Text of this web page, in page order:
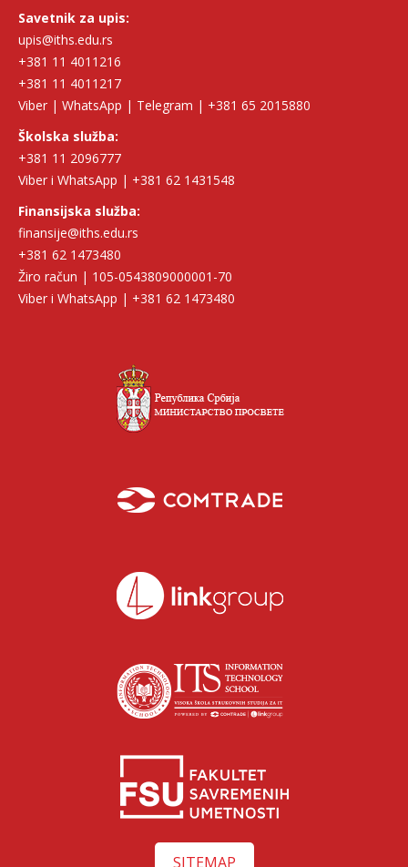
Savetnik za upis:
upis@iths.edu.rs
+381 11 4011216
+381 11 4011217
Viber | WhatsApp | Telegram | +381 65 2015880
Školska služba:
+381 11 2096777
Viber i WhatsApp | +381 62 1431548
Finansijska služba:
finansije@iths.edu.rs
+381 62 1473480
Žiro račun | 105-0543809000001-70
Viber i WhatsApp | +381 62 1473480
SITEMAP